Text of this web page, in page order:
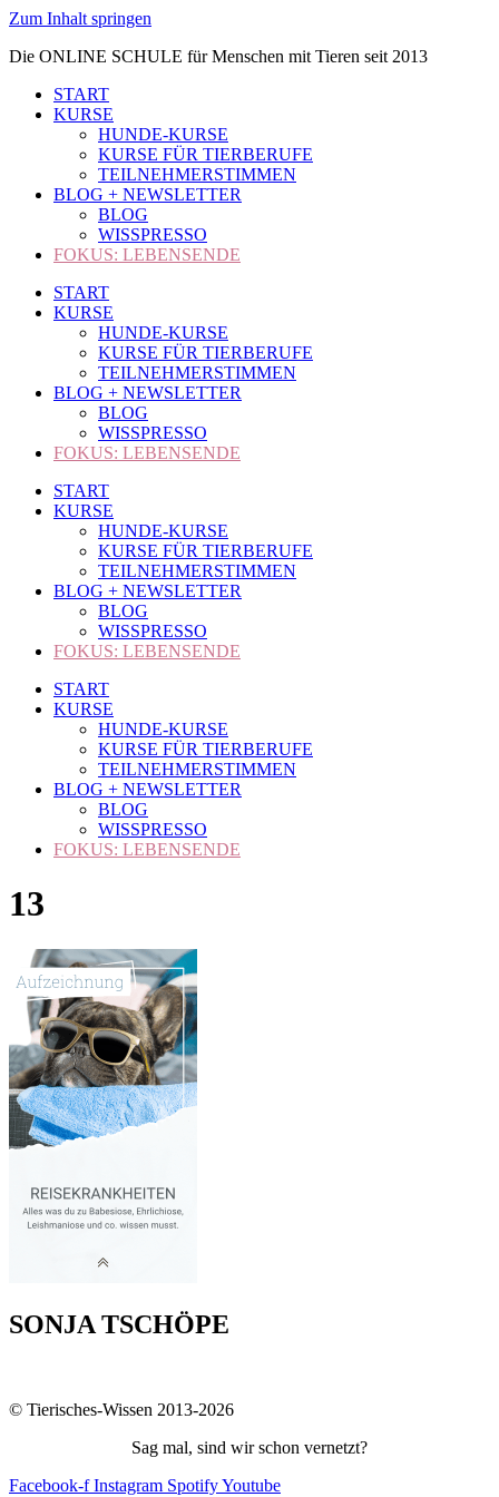
Zum Inhalt springen
Die ONLINE SCHULE für Menschen mit Tieren seit 2013
START
KURSE
HUNDE-KURSE
KURSE FÜR TIERBERUFE
TEILNEHMERSTIMMEN
BLOG + NEWSLETTER
BLOG
WISSPRESSO
FOKUS: LEBENSENDE
START
KURSE
HUNDE-KURSE
KURSE FÜR TIERBERUFE
TEILNEHMERSTIMMEN
BLOG + NEWSLETTER
BLOG
WISSPRESSO
FOKUS: LEBENSENDE
START
KURSE
HUNDE-KURSE
KURSE FÜR TIERBERUFE
TEILNEHMERSTIMMEN
BLOG + NEWSLETTER
BLOG
WISSPRESSO
FOKUS: LEBENSENDE
START
KURSE
HUNDE-KURSE
KURSE FÜR TIERBERUFE
TEILNEHMERSTIMMEN
BLOG + NEWSLETTER
BLOG
WISSPRESSO
FOKUS: LEBENSENDE
13
SONJA TSCHÖPE
© Tierisches-Wissen 2013-2026
Sag mal, sind wir schon vernetzt?
Facebook-f Instagram SpotifyYoutube